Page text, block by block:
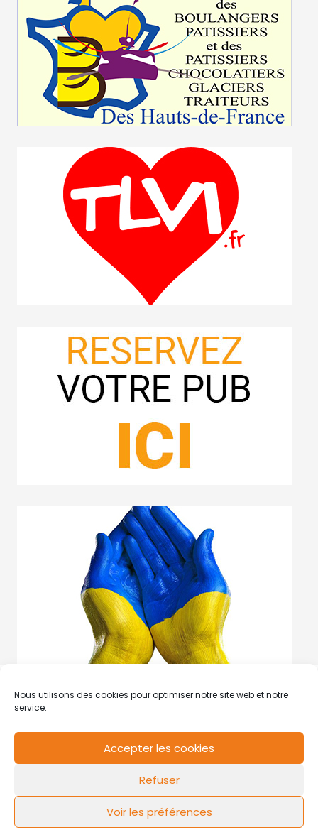
Nous utilisons des cookies pour optimiser notre site web et notre
service.
Accepter les cookies
Refuser
Voir les préférences
Mentions légales Politique de cookies
FLOW44